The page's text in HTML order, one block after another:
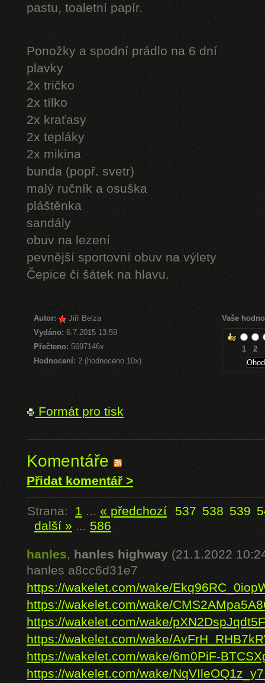
pastu, toaletní papír.
Ponožky a spodní prádlo na 6 dní
plavky
2x tričko
2x tílko
2x kraťasy
2x tepláky
2x mikina
bunda (popř. svetr)
malý ručník a osuška
pláštěnka
sandály
obuv na lezení
pevnější sportovní obuv na výlety
Čepice či šátek na hlavu.
Autor:
Jiří Belza
Vydáno: 6.7.2015 13:59
Přečteno: 5697146x
Hodnocení: 2 (hodnoceno 10x)
Vaše
1 2
Formát pro tisk
Komentáře
Přidat komentář >
Strana: 1 ... « předchozí 537 538 539
další » ... 586
hanles, hanles highway (21.1.2022
hanles a8cc6d31e7
https://wakelet.com/wake/
https://wakelet.com/wake/
https://wakelet.com/wake/
https://wakelet.com/wake/
https://wakelet.com/wake/6m0PiF-
https://wakelet.com/wake/